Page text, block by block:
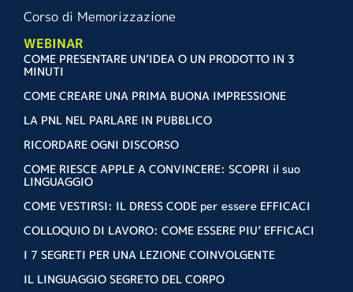
Corso di Memorizzazione
WEBINAR
COME PRESENTARE UN’IDEA O UN PRODOTTO IN 3
MINUTI
COME CREARE UNA PRIMA BUONA IMPRESSIONE
LA PNL NEL PARLARE IN PUBBLICO
RICORDARE OGNI DISCORSO
COME RIESCE APPLE A CONVINCERE: SCOPRI il suo
LINGUAGGIO
COME VESTIRSI: IL DRESS CODE per essere EFFICACI
COLLOQUIO DI LAVORO: COME ESSERE PIU’ EFFICACI
I 7 SEGRETI PER UNA LEZIONE COINVOLGENTE
IL LINGUAGGIO SEGRETO DEL CORPO